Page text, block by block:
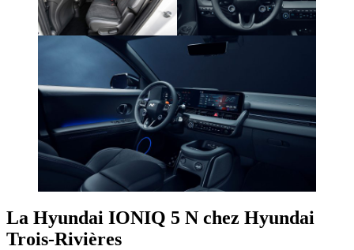
La Hyundai IONIQ 5 N chez Hyundai
Trois-Rivières